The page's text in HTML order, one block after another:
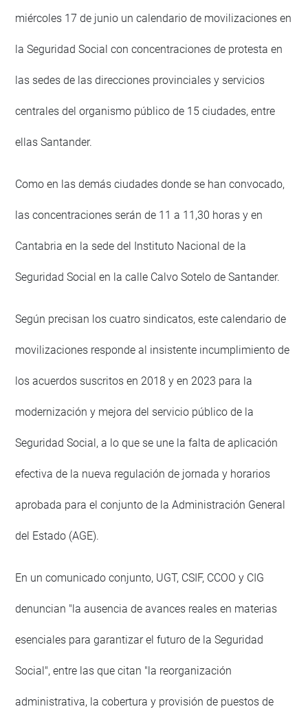
miércoles 17 de junio un calendario de movilizaciones en
la Seguridad Social con concentraciones de protesta en
las sedes de las direcciones provinciales y servicios
centrales del organismo público de 15 ciudades, entre
ellas Santander.
Como en las demás ciudades donde se han convocado,
las concentraciones serán de 11 a 11,30 horas y en
Cantabria en la sede del Instituto Nacional de la
Seguridad Social en la calle Calvo Sotelo de Santander.
Según precisan los cuatro sindicatos, este calendario de
movilizaciones responde al insistente incumplimiento de
los acuerdos suscritos en 2018 y en 2023 para la
modernización y mejora del servicio público de la
Seguridad Social, a lo que se une la falta de aplicación
efectiva de la nueva regulación de jornada y horarios
aprobada para el conjunto de la Administración General
del Estado (AGE).
En un comunicado conjunto, UGT, CSIF, CCOO y CIG
denuncian "la ausencia de avances reales en materias
esenciales para garantizar el futuro de la Seguridad
Social", entre las que citan "la reorganización
administrativa, la cobertura y provisión de puestos de